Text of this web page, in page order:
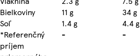
Bielkoviny
11 g 34 g
Soľ
1.4 g 4.4 g
*Referenčný
príjem
- -